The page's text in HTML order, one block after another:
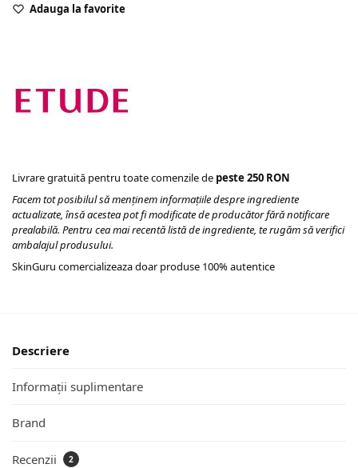
Adauga la favorite
Livrare gratuită pentru toate comenzile de peste 250 RON
Facem tot posibilul să menținem informațiile despre ingrediente
actualizate, însă acestea pot fi modificate de producător fără notificare
prealabilă. Pentru cea mai recentă listă de ingrediente, te rugăm să verifici
ambalajul produsului.
SkinGuru comercializeaza doar produse 100% autentice
Descriere
Informații suplimentare
Brand
Recenzii 2